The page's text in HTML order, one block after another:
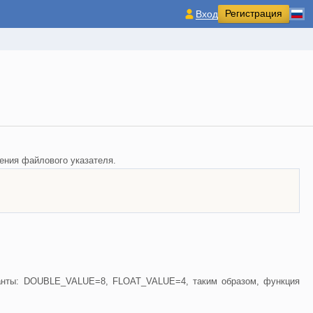
Вход Регистрация
файлового указателя.
DOUBLE_VALUE=8, FLOAT_VALUE=4, таким образом, функция